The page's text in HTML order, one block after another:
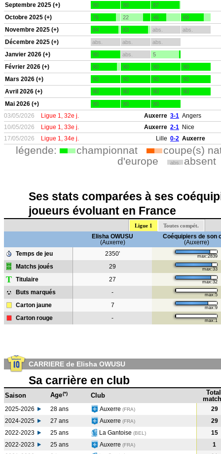
Septembre 2025 (+) 90 90 87
Octobre 2025 (+) 76 22 46 69
Novembre 2025 (+) 84 83 abs. abs.
Décembre 2025 (+) abs. abs. abs.
Janvier 2026 (+) 90 abs. 5
Février 2026 (+) 80 90 90 90
Mars 2026 (+) 90 90 90 90
Avril 2026 (+) 90 90 90 90
Mai 2026 (+) 90 90 90
03/05/2026 Ligue 1, 32e j. Auxerre 3-1 Angers
10/05/2026
Ligue 1, 33e j. Auxerre 2-1 Nice
17/05/2026
Ligue 1, 34e j. Lille 0-2 Auxerre
légende: championnat
coupe(s)
d'europe
abs. absent
Ses stats comparées à ses
joueurs évoluant en France
Ligue 1 Toutes compét.
Elisha OWUSU
(Auxerre)
Coéquipiers de son
(Auxerre)
Temps de jeu
2350' max:2839
Matchs joués 29 max:33
T Titulaire 27 max:32
Buts marqués - max:5
Carton jaune 7 max:9
Carton rouge - max:1
CARRIERE de Elisha OWUSU
Sa carrière en club
Saison Age(*) Club
Total
2025-2026 28 ans Auxerre (FRA)
29
2024-2025
27 ans Auxerre (FRA)
29
2022-2023
25 ans La Gantoise (BEL )
15
2022-2023
25 ans Auxerre (FRA)
1